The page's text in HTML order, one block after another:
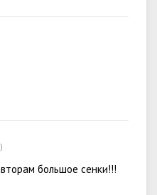
большое сенки!!!